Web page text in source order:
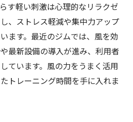
す軽い刺激は心理的なリラクゼ
、ストレス軽減や集中力アップ
ます。最近のジムでは、風を効
最新設備の導入が進み、利用者
ています。風の力をうまく活用
トレーニング時間を手に入れま